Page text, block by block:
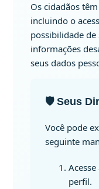
Os cidadãos
incluindo o
possibilidade
informações
seus dados
🛡️ Seus
Você pode
seguinte
perfil.